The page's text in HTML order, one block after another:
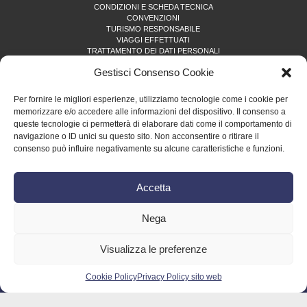
Gestisci Consenso Cookie
Per fornire le migliori esperienze, utilizziamo tecnologie come i cookie per
memorizzare e/o accedere alle informazioni del dispositivo. Il consenso a
queste tecnologie ci permetterà di elaborare dati come il comportamento di
navigazione o ID unici su questo sito. Non acconsentire o ritirare il
consenso può influire negativamente su alcune caratteristiche e funzioni.
Accetta
Nega
Visualizza le preferenze
Cookie PolicyPrivacy Policy sito web
CONDIZIONI E SCHEDA TECNICA
CONVENZIONI
TURISMO RESPONSABILE
VIAGGI EFFETTUATI
TRATTAMENTO DEI DATI PERSONALI
COOKIE POLICY (UE)
ISCRIVITI ALLA NEWSLETTER
Name
Email